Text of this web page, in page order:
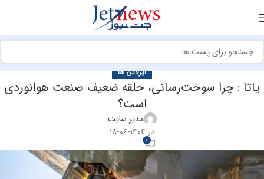
ایرلاین ها
یاتا : چرا سوخت‌رسانی، حلقه ضعیف صنعت هوانوردی
است؟
مدیر سایت
در ۱۴۰۴-۰۶-۱۸
0